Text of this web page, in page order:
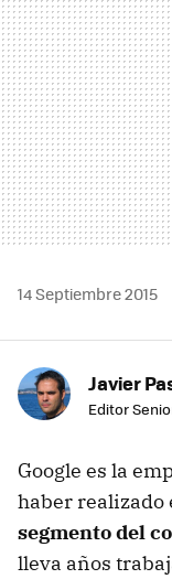
14 Septiembre 2015
Javier
Editor
Google es la
haber realizado
segmento del
lleva años